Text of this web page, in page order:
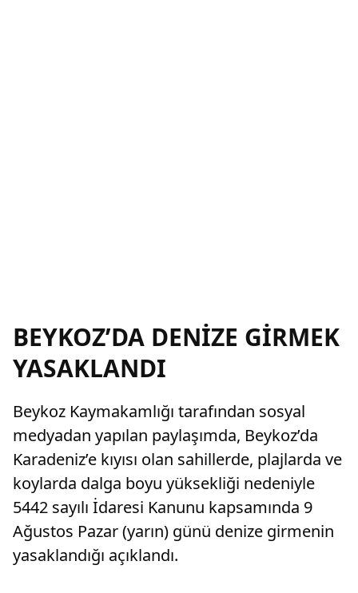
BEYKOZ’DA DENİZE GİRMEK
YASAKLANDI
Beykoz Kaymakamlığı tarafından sosyal
medyadan yapılan paylaşımda, Beykoz’da
Karadeniz’e kıyısı olan sahillerde, plajlarda ve
koylarda dalga boyu yüksekliği nedeniyle
5442 sayılı İdaresi Kanunu kapsamında 9
Ağustos Pazar (yarın) günü denize girmenin
yasaklandığı açıklandı.